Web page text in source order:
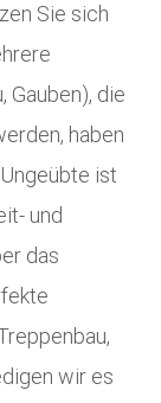
Sie sich
Gauben), die
haben
ist
und
das
wir es